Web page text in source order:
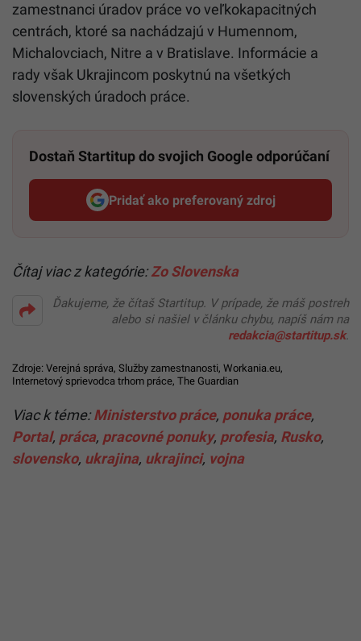
zamestnanci úradov práce vo veľkokapacitných
centrách, ktoré sa nachádzajú v Humennom,
Michalovciach, Nitre a v Bratislave. Informácie a
rady však Ukrajincom poskytnú na všetkých
slovenských úradoch práce.
Dostaň Startitup do svojich Google odporúčaní
Pridať ako preferovaný zdroj
Startitup, odkaz sa otvorí v
Čítaj viac z kategórie:Zo Slovenska
Ďakujeme, že čítaš Startitup. V prípade, že máš postreh
alebo si našiel v článku chybu, napíš nám na
redakcia@startitup.sk.
Zdroje: Verejná správa, Služby zamestnanosti, Workania.eu,
Internetový sprievodca trhom práce, The Guardian
Viac k téme:Ministerstvo práce, ponuka práce,
Portal, práca, pracovné ponuky, profesia, Rusko,
slovensko, ukrajina, ukrajinci, vojna